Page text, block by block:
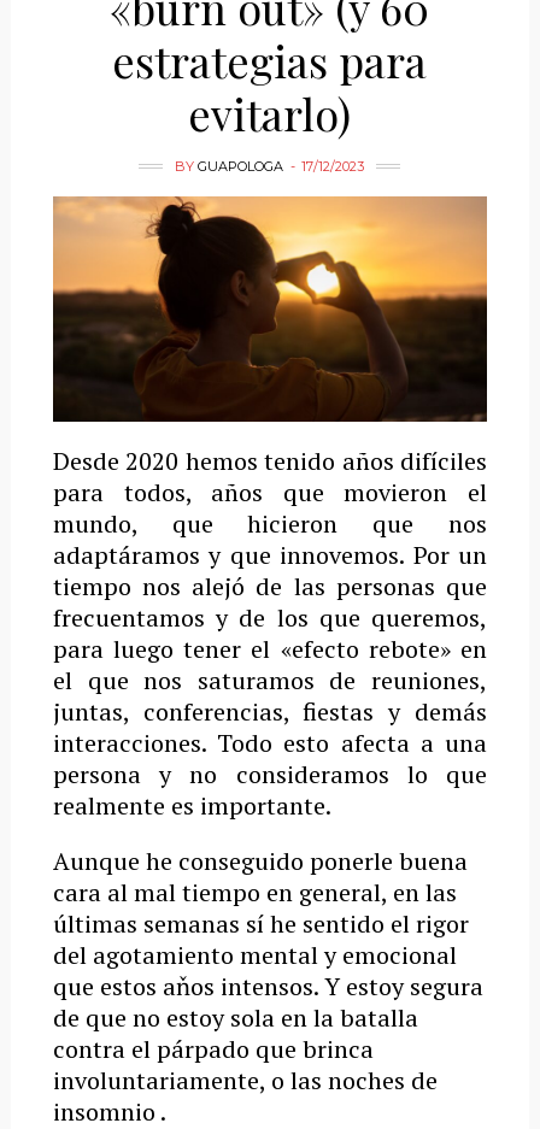
estrategias para
evitarlo)
BYGUAPOLOGA 17/12/2023
Desde 2020 hemos tenido años difíciles
para todos, años que movieron el
mundo, que hicieron que nos
adaptáramos y que innovemos. Por un
tiempo nos alejó de las personas que
frecuentamos y de los que queremos,
para luego tener el «efecto rebote» en
el que nos saturamos de reuniones,
juntas, conferencias, fiestas y demás
interacciones. Todo esto afecta a una
persona y no consideramos lo que
realmente es importante.
Aunque he conseguido ponerle buena
cara al mal tiempo en general, en las
últimas semanas sí he sentido el rigor
del agotamiento mental y emocional
que estos aňos intensos. Y estoy segura
de que no estoy sola en la batalla
contra el párpado que brinca
involuntariamente, o las noches de
insomnio .